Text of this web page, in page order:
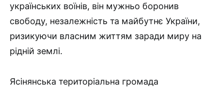
українських воїнів, він мужньо боронив
свободу, незалежність та майбутнє України,
ризикуючи власним життям заради миру на
рідній землі.
Ясінянська територіальна громада